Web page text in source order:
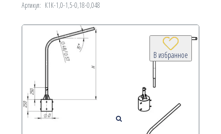
Артикул: К1К-1,0-1,5-0,18-0,048
В избранное